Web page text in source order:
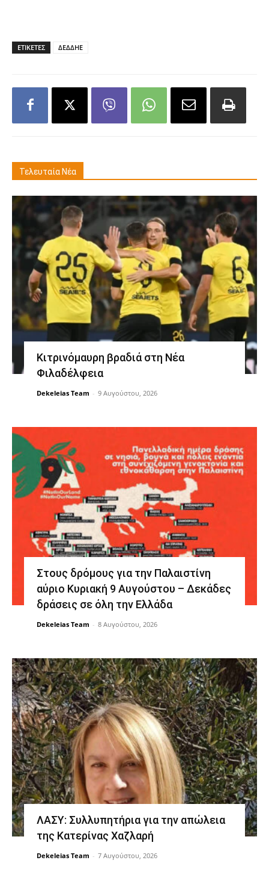
ΕΤΙΚΕΤΕΣ ΔΕΔΔΗΕ
Τελευταία Νέα
Κιτρινόμαυρη βραδιά στη Νέα
Φιλαδέλφεια
Dekeleias Team - 9 Αυγούστου, 2026
Στους δρόμους για την Παλαιστίνη
αύριο Κυριακή 9 Αυγούστου – Δεκάδες
δράσεις σε όλη την Ελλάδα
Dekeleias Team - 8 Αυγούστου, 2026
ΛΑΣΥ: Συλλυπητήρια για την απώλεια
της Κατερίνας Χαζλαρή
Dekeleias Team - 7 Αυγούστου, 2026